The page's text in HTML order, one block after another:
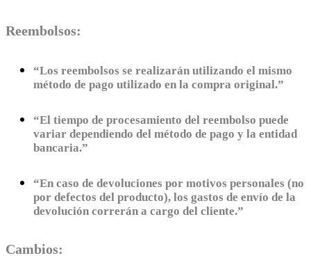
Reembolsos:
“Los reembolsos se realizarán utilizando el mismo
método de pago utilizado en la compra original.”
“El tiempo de procesamiento del reembolso puede
variar dependiendo del método de pago y la entidad
bancaria.”
“En caso de devoluciones por motivos personales (no
por defectos del producto), los gastos de envío de la
devolución correrán a cargo del cliente.”
Cambios: